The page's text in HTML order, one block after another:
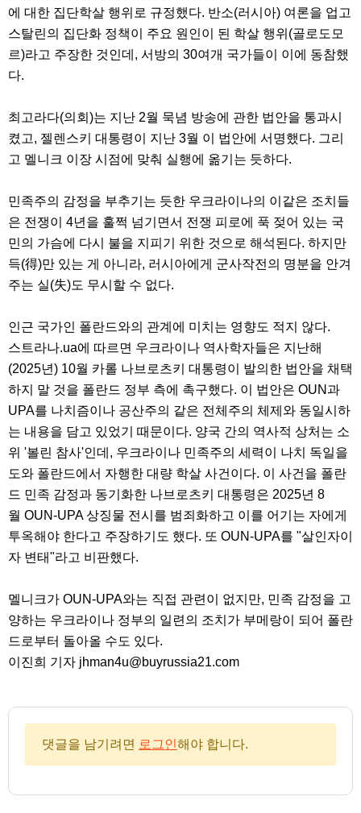
에 대한 집단학살 행위로 규정했다. 반소(러시아) 여론을 업고
스탈린의 집단화 정책이 주요 원인이 된 학살 행위(골로도모
르)라고 주장한 것인데, 서방의 30여개 국가들이 이에 동참했
다.
최고라다(의회)는 지난 2월 묵념 방송에 관한 법안을 통과시
켰고, 젤렌스키 대통령이 지난 3월 이 법안에 서명했다. 그리
고 멜니크 이장 시점에 맞춰 실행에 옮기는 듯하다.
민족주의 감정을 부추기는 듯한 우크라이나의 이같은 조치들
은 전쟁이 4년을 훌쩍 넘기면서 전쟁 피로에 푹 젖어 있는 국
민의 가슴에 다시 불을 지피기 위한 것으로 해석된다. 하지만
득(得)만 있는 게 아니라, 러시아에게 군사작전의 명분을 안겨
주는 실(失)도 무시할 수 없다.
인근 국가인 폴란드와의 관계에 미치는 영향도 적지 않다.
스트라나.ua에 따르면 우크라이나 역사학자들은 지난해
(2025년) 10월 카롤 나브로츠키 대통령이 발의한 법안을 채택
하지 말 것을 폴란드 정부 측에 촉구했다. 이 법안은 OUN과
UPA를 나치즘이나 공산주의 같은 전체주의 체제와 동일시하
는 내용을 담고 있었기 때문이다. 양국 간의 역사적 상처는 소
위 '볼린 참사'인데, 우크라이나 민족주의 세력이 나치 독일을
도와 폴란드에서 자행한 대량 학살 사건이다. 이 사건을 폴란
드 민족 감정과 동기화한 나브로츠키 대통령은 2025년 8
월 OUN-UPA 상징물 전시를 범죄화하고 이를 어기는 자에게
투옥해야 한다고 주장하기도 했다. 또 OUN-UPA를 "살인자이
자 변태"라고 비판했다.
멜니크가 OUN-UPA와는 직접 관련이 없지만, 민족 감정을 고
양하는 우크라이나 정부의 일련의 조치가 부메랑이 되어 폴란
드로부터 돌아올 수도 있다.
이진희 기자 jhman4u@buyrussia21.com
댓글을 남기려면 로그인 해야 합니다.